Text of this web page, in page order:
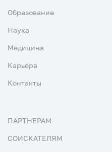
Образование
Наука
Медицина
Карьера
Контакты
ПАРТНЕРАМ
СОИСКАТЕЛЯМ